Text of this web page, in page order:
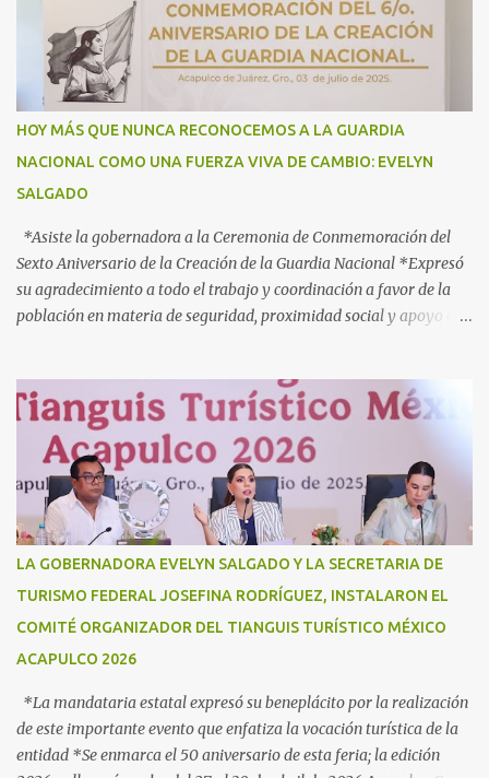
tránsito por el territorio nacional a los migrantes que retornan a
México durante esta temporada de verano, la gobernadora Evelyn
Salgado Pineda y el comisionado del Instituto Nacional de
Migración (INM), Sergio Salomón Céspedes Peregrina, dieron el
banderazo de Arranque Nacional del Operativo Especial de Verano
2025 Héroes Paisanos, que estará vigente hasta el próximo 3 de
agosto y en el que participan más de 40 dependencias de los
diferentes órdenes de gobierno, para brindar atención ...
HOY MÁS QUE NUNCA RECONOCEMOS A LA GUARDIA
NACIONAL COMO UNA FUERZA VIVA DE CAMBIO: EVELYN
SALGADO
*Asiste la gobernadora a la Ceremonia de Conmemoración del
Sexto Aniversario de la Creación de la Guardia Nacional *Expresó
su agradecimiento a todo el trabajo y coordinación a favor de la
población en materia de seguridad, proximidad social y apoyo en
como una fuerza viva de cambio, como una realidad con uniforme,
con botas, con manos, pero sobre todo, con mucho corazón en el
territorio. Son ustedes la transformación, que no queda en
promesas, la que se juega el cuerpo por hacer Patria”, expresó la
gobernadora Evelyn Salgado Pineda, durante la Ceremonia de
Conmemoración del Sexto Aniversario de la Creación de la Guardia
Nacional, en donde también agradeció todo el trabajo y
proximidad social y apoyo en casos de desastres. “Hoy
celebramos seis años de la Guardia Nacional, celebramos a s...
LA GOBERNADORA EVELYN SALGADO Y LA SECRETARIA DE
TURISMO FEDERAL JOSEFINA RODRÍGUEZ, INSTALARON EL
COMITÉ ORGANIZADOR DEL TIANGUIS TURÍSTICO MÉXICO
ACAPULCO 2026
*La mandataria estatal expresó su beneplácito por la realización
de este importante evento que enfatiza la vocación turística de la
entidad *Se enmarca el 50 aniversario de esta feria; la edición